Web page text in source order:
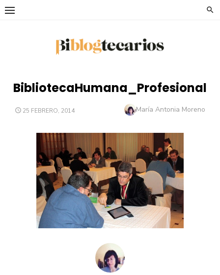
Saltar
BibliotecaHumana_Profesional
PUBLICADO
25 FEBRERO, 2014 Autor
María Antonia Moreno